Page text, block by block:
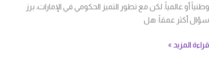
وطنياً أو عالمياً. لكن مع تطور التميز الحكومي في الإمارات، برز
سؤال أكثر عمقاً: هل
قراءة المزيد »